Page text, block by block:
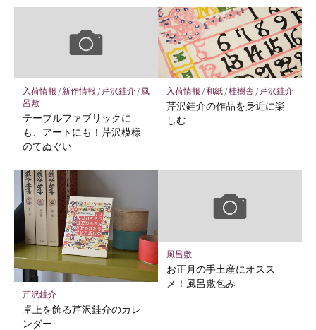
入荷情報 /新作情報 /芹沢銈介/ 風
呂敷
テーブルファブリックに
も、アートにも！芹沢模様
のてぬぐい
入荷情報 /和紙/桂樹舎/芹沢銈介
芹沢銈介の作品を身近に楽
しむ
芹沢銈介
卓上を飾る芹沢銈介のカレ
ンダー
風呂敷
お正月の手土産にオスス
メ！風呂敷包み